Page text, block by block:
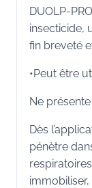
DUOLP-
insecticide,
fin breveté
•Peut être
Ne
Dès
pénètre